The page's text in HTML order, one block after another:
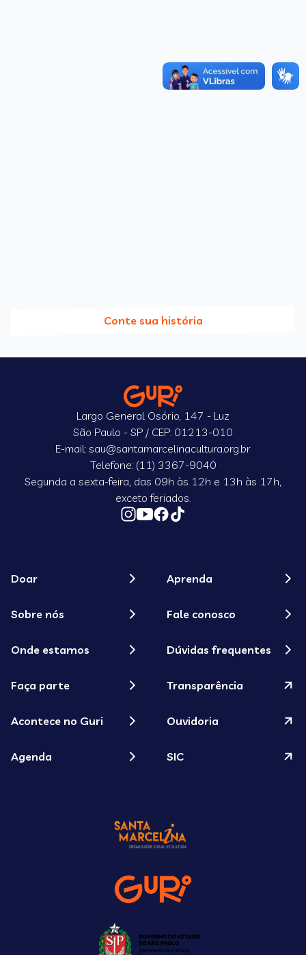
Conte sua história
Largo General Osório, 147 - Luz
São Paulo - SP / CEP: 01213-010
E-mail: sau@santamarcelinacultura.org.br
Telefone: (11) 3367-9040
Segunda a sexta-feira, das 09h às 12h e 13h às 17h,
exceto feriados.
Doar
Sobre nós
Onde estamos
Faça parte
Acontece no Guri
Agenda
Aprenda
Fale conosco
Dúvidas frequentes
Transparência
Ouvidoria
SIC